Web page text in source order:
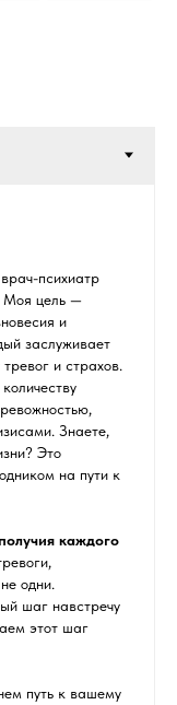
психиатр
Моя цель —
и
заслуживает
и страхов.
Знаете,
Это
на пути к
каждого
одни.
шаг навстречу
этот шаг
путь к вашему